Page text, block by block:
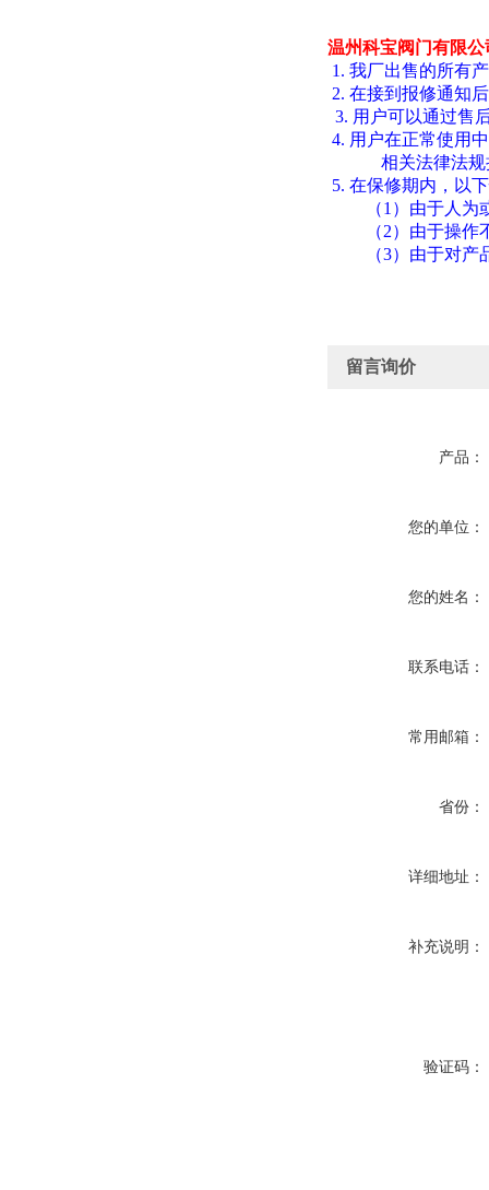
温州科宝阀门有限公
1. 我厂出售的所有
2. 在接到报修通知
3. 用户可以通过售
4. 用户在正常使用
相关法律法
5. 在保修期内，以
（1 ）由于人为
（2）由于操作
（3）由于对产
留言询价
产品：
您的单位：
您的姓名：
联系电话：
常用邮箱：
省份：
详细地址：
补充说明：
验证码：